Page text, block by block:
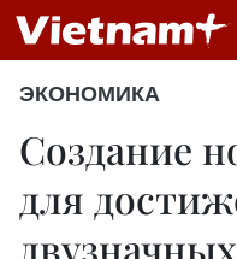
ЭКОНОМИКА
Создание
для